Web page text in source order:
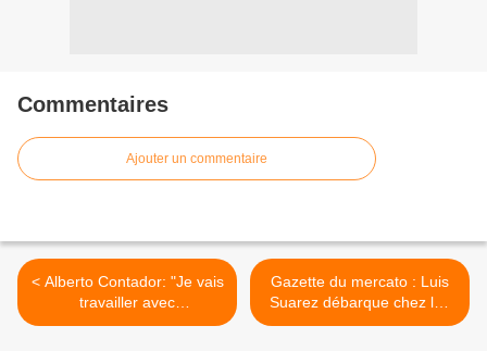
Commentaires
Ajouter un commentaire
< Alberto Contador: "Je vais
travailler avec
archarnement pour que la
Gazette du mercato : Luis
Suarez débarque chez les
Reds >